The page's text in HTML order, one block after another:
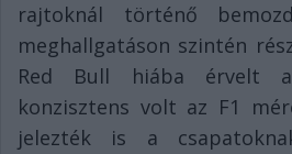
rajtoknál történő
meghallgatáson szintén
Red Bull hiába érvelt
konzisztens volt az F1
jelezték is a